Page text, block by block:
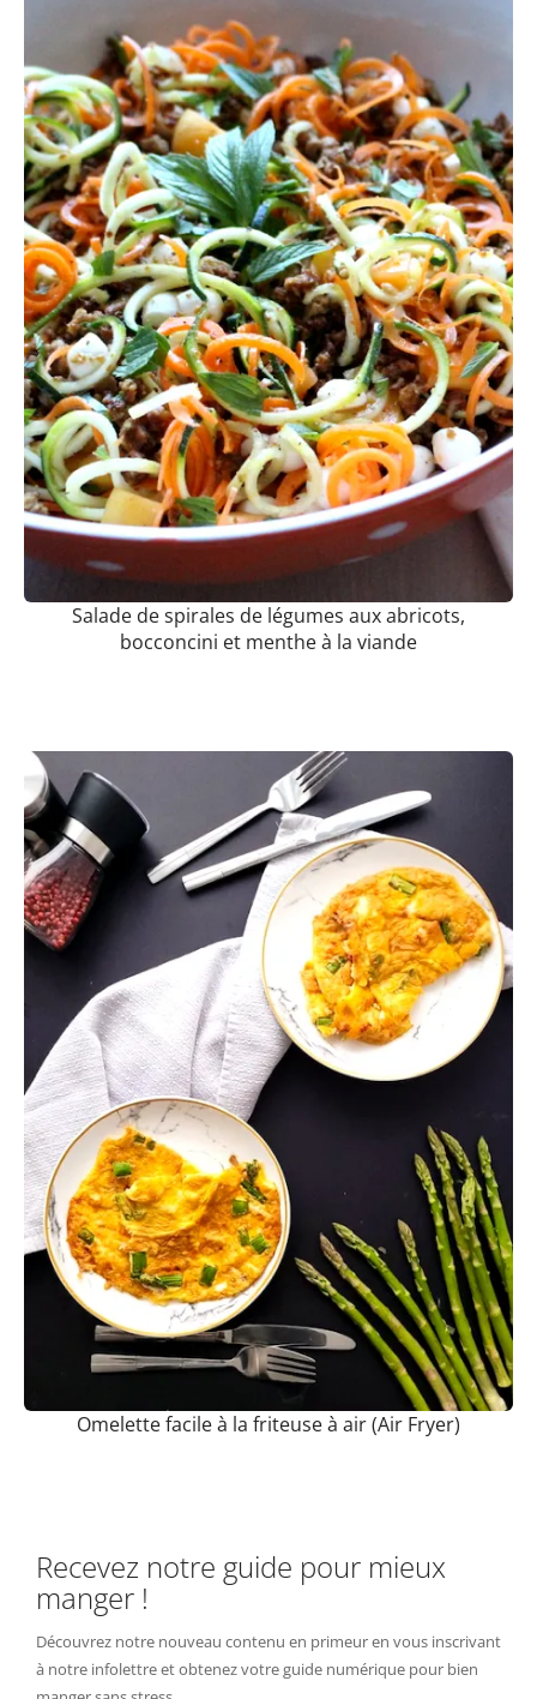
Salade de spirales de légumes aux abricots,
bocconcini et menthe à la viande
Omelette facile à la friteuse à air (Air Fryer)
Recevez notre guide pour mieux
manger !
Découvrez notre nouveau contenu en primeur en vous inscrivant
à notre infolettre et obtenez votre guide numérique pour bien